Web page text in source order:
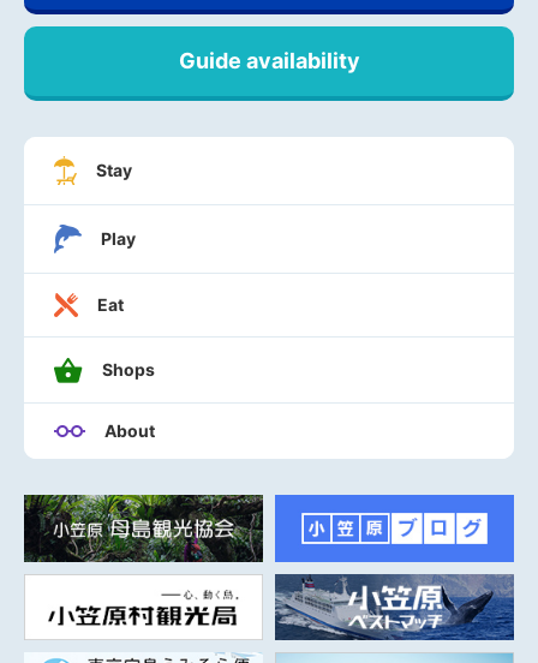
Guide availability
Stay
Play
Eat
Shops
About